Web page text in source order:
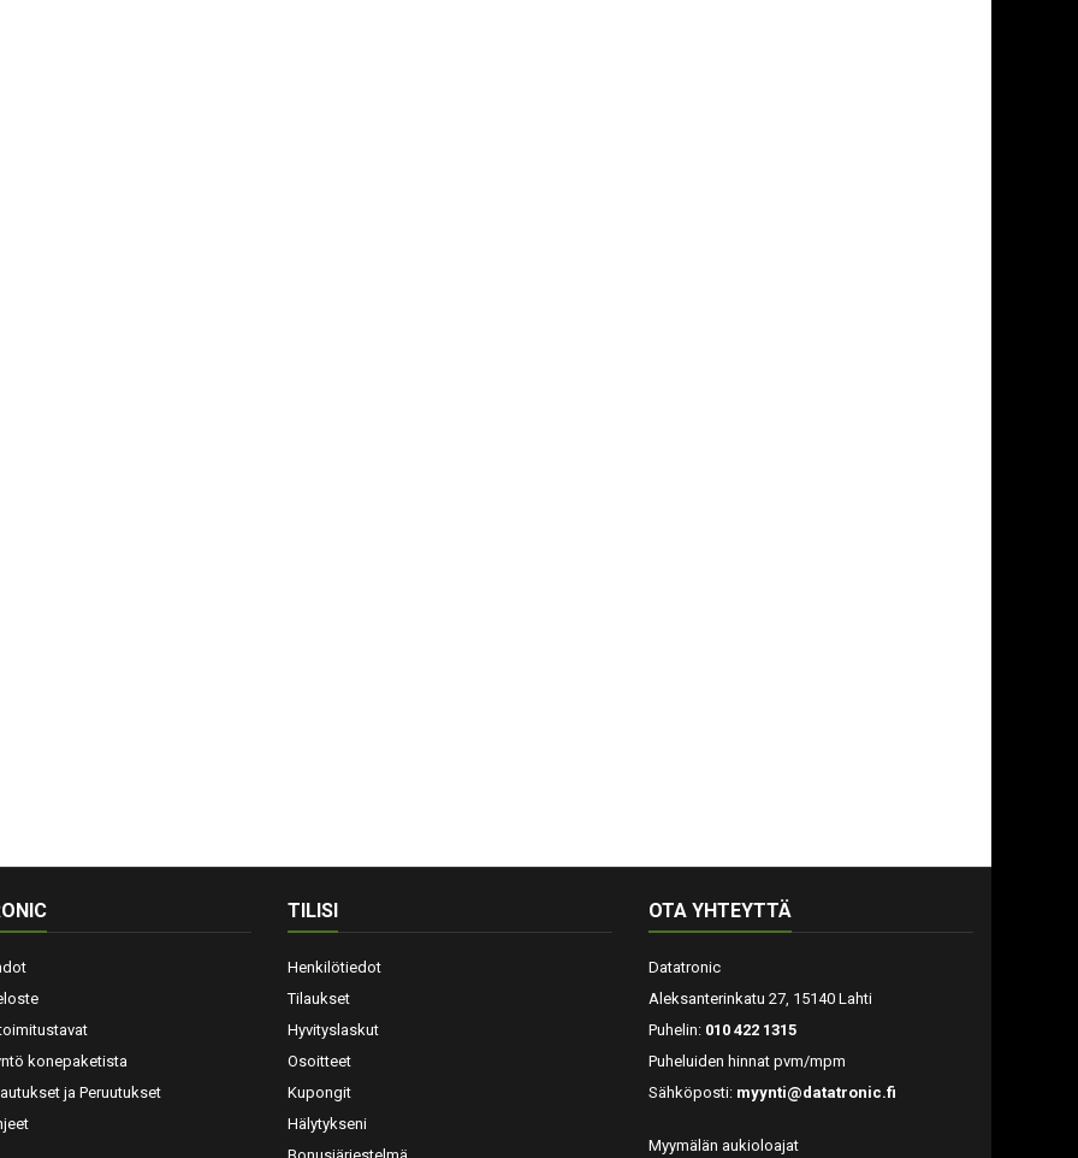
konepaketista
ja Peruutukset
TILISI
Henkilötiedot
Tilaukset
Hyvityslaskut
Osoitteet
Kupongit
Hälytykseni
OTA YHTEYTTÄ
Datatronic
Aleksanterinkatu 27, 15140 Lahti
Puhelin: 010 422 1315
Puheluiden hinnat pvm/mpm
Sähköposti: myynti@datatronic.fi
Myymälän aukioloajat